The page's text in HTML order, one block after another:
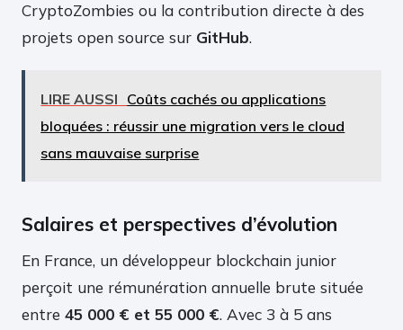
CryptoZombies ou la contribution directe à des
projets open source sur GitHub.
LIRE AUSSI Coûts cachés ou applications
bloquées : réussir une migration vers le cloud
sans mauvaise surprise
Salaires et perspectives d’évolution
En France, un développeur blockchain junior
perçoit une rémunération annuelle brute située
entre 45 000 € et 55 000 €. Avec 3 à 5 ans